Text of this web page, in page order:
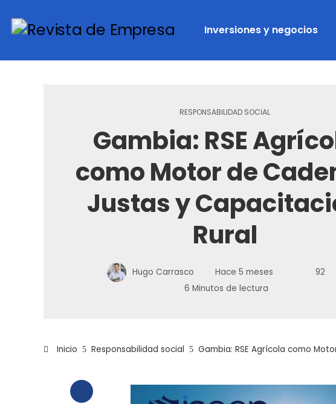
Inversiones y negocios
RESPONSABILIDAD SOCIAL
Gambia: RSE
como Motor de
Justas y
Rural
Hugo Carrasco Hace 5 meses
92
6 Minutos de lectura
Inicio Responsabilidad social Gambia: RSE Agrícola como
Facebook